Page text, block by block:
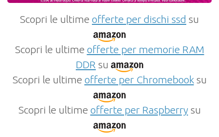
Scopri le ultime offerte per dischi ssd su
Scopri le ultime offerte per memorie RAM
DDR su
Scopri le ultime offerte per Chromebooksu
Scopri le ultime offerte per Raspberrysu